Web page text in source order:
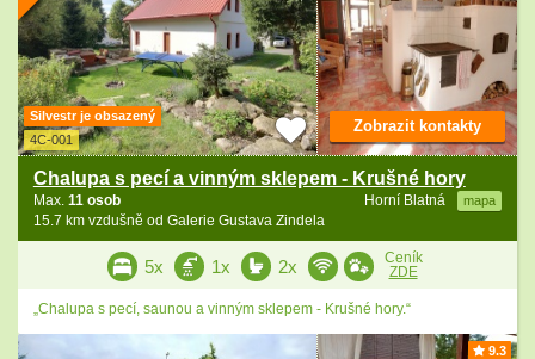
Silvestr je obsazený
4C-001
Chalupa s pecí a vinným sklepem - Krušné hory
Horní Blatná mapa
Max. 11 osob
15.7 km vzdušně od Galerie Gustava Zindela
Zobrazit kontakty
5x 1x 2x
Ceník
ZDE
„Chalupa s pecí, saunou a vinným sklepem - Krušné hory.“
9.3